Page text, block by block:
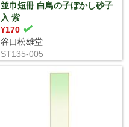
並巾短冊 白鳥の子ぼかし砂子
入 紫
¥170
谷口松雄堂
ST135-005